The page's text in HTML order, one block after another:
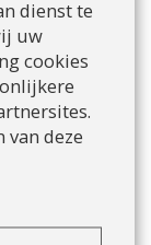
dienst te
uw
cookies
van deze